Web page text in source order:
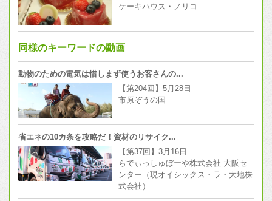
ケーキハウス・ノリコ
同様のキーワードの動画
動物のための電気は惜しまず使うお客さんの...
【第204回】5月28日
市原ぞうの国
省エネの10カ条を攻略だ！資材のリサイク...
【第37回】3月16日
らでぃっしゅぼーや株式会社 大阪セ
ンター（現オイシックス・ラ・大地株
式会社）